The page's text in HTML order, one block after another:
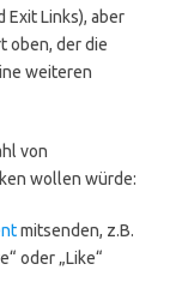
Exit Links), aber
oben, der die
weiteren
von
wollen würde:
mitsenden, z.B.
oder „Like“